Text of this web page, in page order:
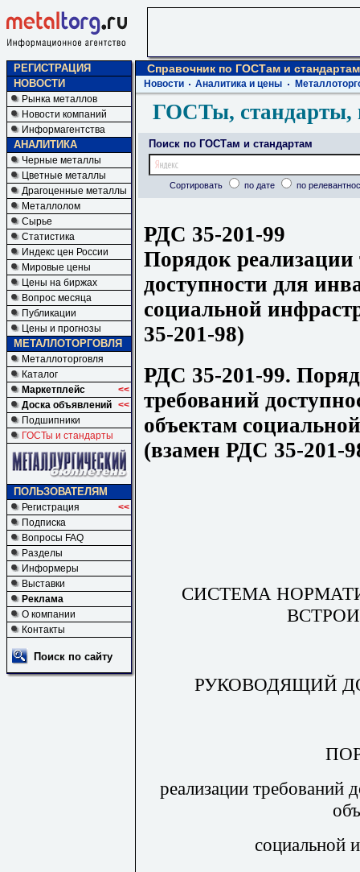
РЕГИСТРАЦИЯ
НОВОСТИ
Рынка металлов
Новости компаний
Информагентства
АНАЛИТИКА
Черные металлы
Цветные металлы
Драгоценные металлы
Металлолом
Сырье
Статистика
Индекс цен России
Мировые цены
Цены на биржах
Вопрос месяца
Публикации
Цены и прогнозы
МЕТАЛЛОТОРГОВЛЯ
Металлоторговля
Каталог
Маркетплейс
<<
Доска объявлений <<
Подшипники
ГОСТы и стандарты
ПОЛЬЗОВАТЕЛЯМ
Регистрация
<<
Подписка
Вопросы FAQ
Разделы
Информеры
Выставки
Реклама
О компании
Контакты
Поиск по сайту
Справочник по ГОСТам и стандартам
Новости Аналитика и цены
ГОСТы, стандарты,
Поиск по ГОСТам и стандартам
Сортировать по дате по
РДС 35-201-99
Порядок реализации
доступности для
социальной
35-201-98)
РДС 35-201-99.
требований
объектам
(взамен РДС 35-201-
СИСТЕМА
РУКОВОДЯЩИЙ
реализации требований
социальной